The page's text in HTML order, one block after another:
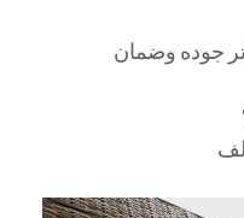
جوده وضمان